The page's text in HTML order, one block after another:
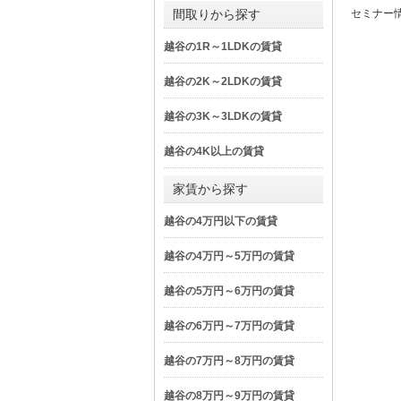
セミナー
間取りから探す
越谷の1R～1LDKの賃貸
越谷の2K～2LDKの賃貸
越谷の3K～3LDKの賃貸
越谷の4K以上の賃貸
家賃から探す
越谷の4万円以下の賃貸
越谷の4万円～5万円の賃貸
越谷の5万円～6万円の賃貸
越谷の6万円～7万円の賃貸
越谷の7万円～8万円の賃貸
越谷の8万円～9万円の賃貸